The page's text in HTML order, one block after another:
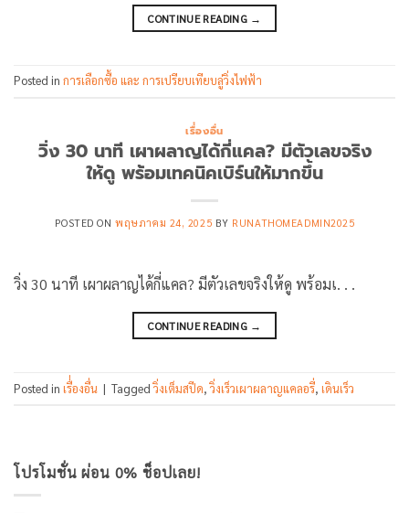
CONTINUE READING →
Posted in การเลือกซื้อ และ การเปรียบเทียบลู่วิ่งไฟฟ้า
เรื่่องอื่น
วิ่ง 30 นาที เผาผลาญได้กี่แคล? มีตัวเลขจริง
ให้ดู พร้อมเทคนิคเบิร์นให้มากขึ้น
POSTED ONพฤษภาคม 24, 2025 BY RUNATHOMEADMIN2025
วิ่ง 30 นาที เผาผลาญได้กี่แคล? มีตัวเลขจริงให้ดู พร้อมเ. . .
CONTINUE READING →
Posted in เรื่่องอื่น | Taggedวิ่งเต็มสปีด,วิ่งเร็วเผาผลาญแคลอรี่, เดินเร็ว
โปรโมชั่น ผ่อน 0% ช็อปเลย!